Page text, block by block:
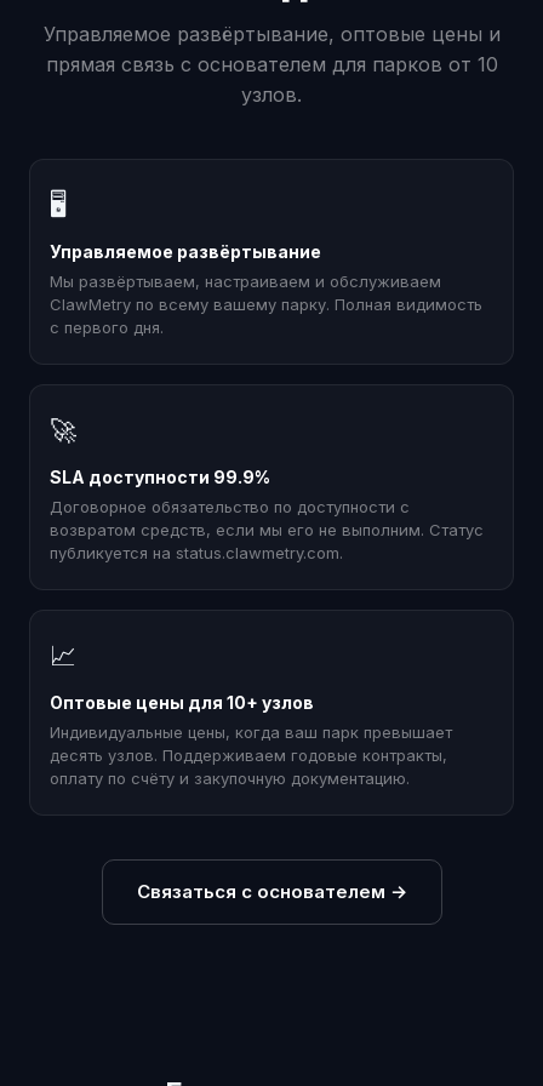
Управляемое развёртывание, оптовые цены и
прямая связь с основателем для парков от 10
узлов.
🖥
Управляемое развёртывание
Мы развёртываем, настраиваем и обслуживаем
ClawMetry по всему вашему парку. Полная видимость
с первого дня.
🚀
SLA доступности 99.9%
Договорное обязательство по доступности с
возвратом средств, если мы его не выполним. Статус
публикуется на status.clawmetry.com.
📈
Оптовые цены для 10+ узлов
Индивидуальные цены, когда ваш парк превышает
десять узлов. Поддерживаем годовые контракты,
оплату по счёту и закупочную документацию.
Связаться с основателем →